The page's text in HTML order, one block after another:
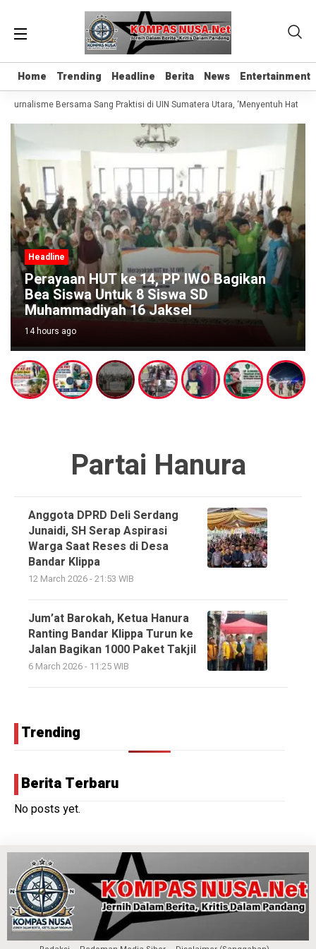
Home Trending Headline Berita News Entertainment
Home Trending Headline Berita News Entertainment
Jurnalisme Bersama Sang Praktisi di UIN Sumatera Utara, ‘Menyentuh Hati
Headline
Perayaan HUT ke 14, PP IWO Bagikan
Bea Siswa Untuk 8 Siswa SD
Muhammadiyah 16 Jaksel
14 hours ago
Partai Hanura
Anggota DPRD Deli Serdang
Junaidi, SH Serap Aspirasi
Warga Saat Reses di Desa
Bandar Klippa
12 March 2026 - 21:53 WIB
Jum’at Barokah, Ketua Hanura
Ranting Bandar Klippa Turun ke
Jalan Bagikan 1000 Paket Takjil
6 March 2026 - 11:25 WIB
Trending
Berita Terbaru
No posts yet.